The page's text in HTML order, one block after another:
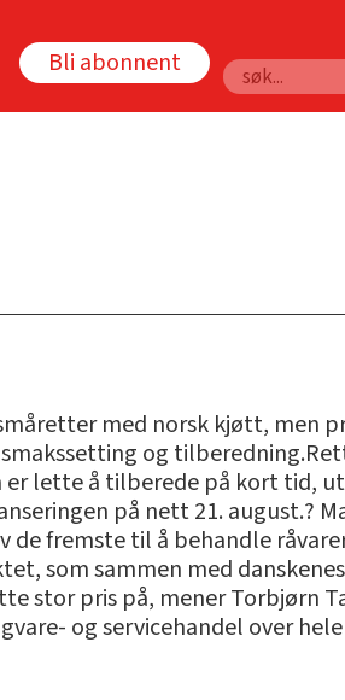
Bli abonnent
Søk
med norsk kjøtt, men
og
lette å tilberede på kort tid,
på nett 21. august.?
de fremste til å behandle
som sammen med
stor pris på, mener Torbjørn
og servicehandel over